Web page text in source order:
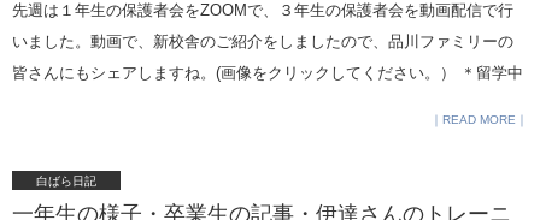
したので、シェアします。 新型コロナウイルスで、さらなる「貧困の連
どもたちが笑顔で楽しく過ごせるようにという支援活動です。
先週は１年生の保護者会をZOOMで、３年生の保護者会を動画配信で行
いました。動画で、新校舎のご紹介をしましたので、品川ファミリーの
皆さんにもシェアしますね。(画像をクリックしてください。） ＊留学中
御さんから本人に許可をとっていただき、皆さんにもご紹介しますね）
READ MORE
白ばら日記
一年生の様子・卒業生の記事・伊達さんのトレーニ